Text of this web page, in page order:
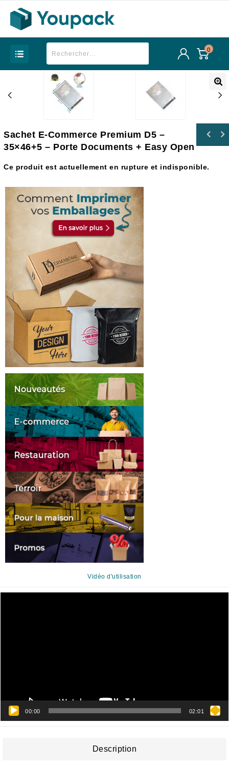
0
Sachet E-Commerce Premium D5 –
35×46+5 – Porte Documents + Easy Open
Ce produit est actuellement en rupture et indisponible.
Vidéo d'utilisation
00:00 02:01
Description